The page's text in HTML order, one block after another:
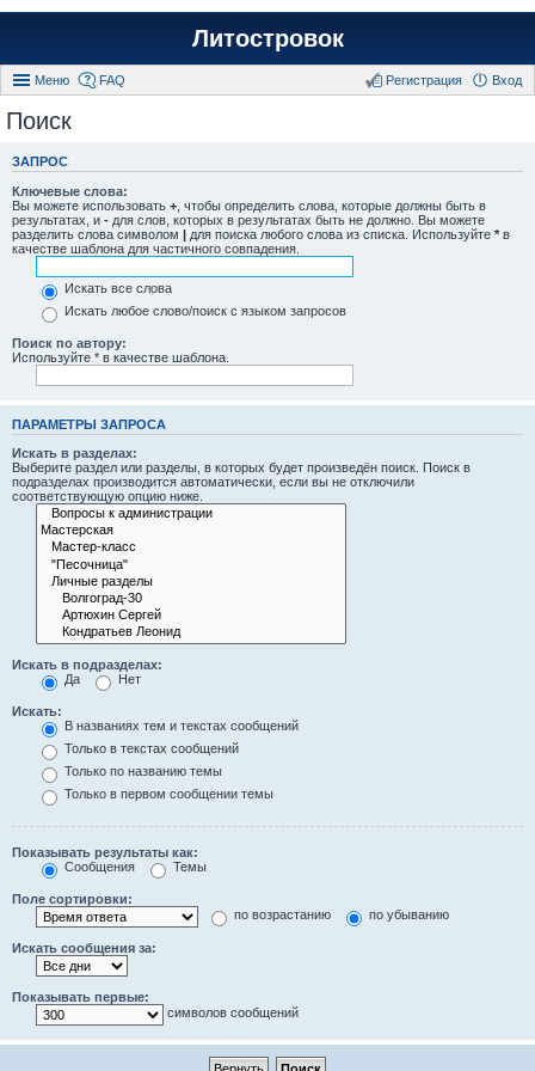
Литостровок
Меню FAQ Вход
Регистрация
Поиск
ЗАПРОС
Ключевые слова:
Вы можете использовать + , чтобы определить слова, которые должны быть в
результатах, и - для слов, которых в результатах быть не должно. Вы можете
разделить слова символом | для поиска любого слова из списка. Используйте * в
качестве шаблона для частичного совпадения.
Искать все слова
Искать любое слово/поиск с языком запросов
Поиск по автору:
Используйте * в качестве шаблона.
ПАРАМЕТРЫ ЗАПРОСА
Искать в разделах:
Выберите раздел или разделы, в которых будет произведён поиск. Поиск в
подразделах производится автоматически, если вы не отключили
соответствующую опцию ниже.
Искать в подразделах:
Да
Нет
Искать:
В названиях тем и текстах сообщений
Только в текстах сообщений
Только по названию темы
Только в первом сообщении темы
Показывать результаты как:
Сообщения
Темы
Поле сортировки:
по возрастанию
по убыванию
Искать сообщения за:
Показывать первые:
символов сообщений